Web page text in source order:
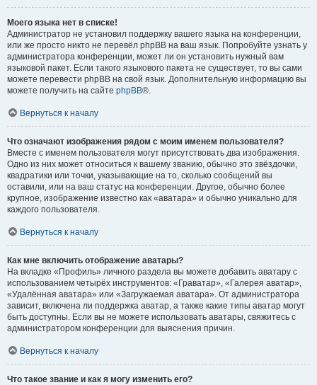
Моего языка нет в списке!
Администратор не установил поддержку вашего языка на конференции,
или же просто никто не перевёл phpBB на ваш язык. Попробуйте узнать у
администратора конференции, может ли он установить нужный вам
языковой пакет. Если такого языкового пакета не существует, то вы сами
можете перевести phpBB на свой язык. Дополнительную информацию вы
можете получить на сайте phpBB®.
Вернуться к началу
Что означают изображения рядом с моим именем пользователя?
Вместе с именем пользователя могут присутствовать два изображения.
Одно из них может относиться к вашему званию, обычно это звёздочки,
квадратики или точки, указывающие на то, сколько сообщений вы
оставили, или на ваш статус на конференции. Другое, обычно более
крупное, изображение известно как «аватара» и обычно уникально для
каждого пользователя.
Вернуться к началу
Как мне включить отображение аватары?
На вкладке «Профиль» личного раздела вы можете добавить аватару с
использованием четырёх инструментов: «Граватар», «Галерея аватар»,
«Удалённая аватара» или «Загружаемая аватара». От администратора
зависит, включена ли поддержка аватар, а также какие типы аватар могут
быть доступны. Если вы не можете использовать аватары, свяжитесь с
администратором конференции для выяснения причин.
Вернуться к началу
Что такое звание и как я могу изменить его?